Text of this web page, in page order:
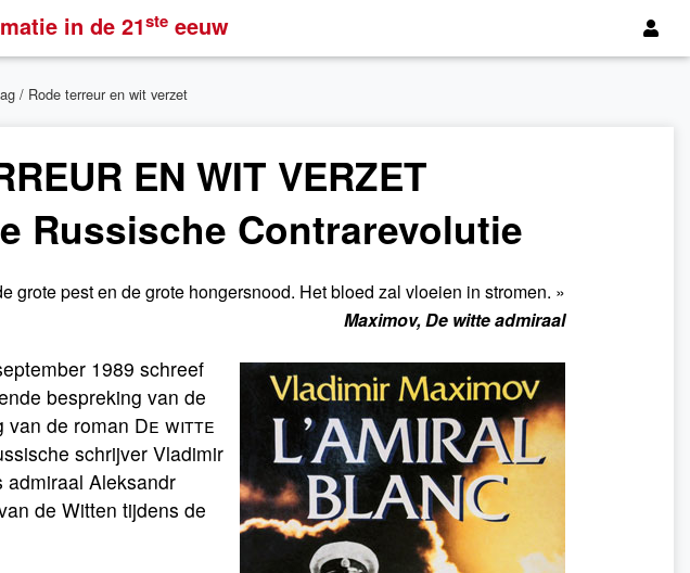
in de 21ste eeuw
/ Rode terreur en wit verzet
EN WIT VERZET
Russische Contrarevolutie
grote pest en de grote hongersnood. Het bloed zal vloeien in stromen. »
Maximov, De witte admiraal
1989 schreef
bespreking van de
van de roman De witte
schrijver Vladimir
admiraal Aleksandr
de Witten tijdens de